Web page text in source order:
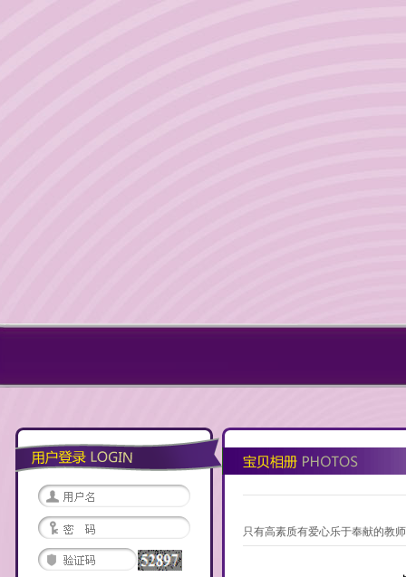
只有高素质有爱心乐于奉献的教